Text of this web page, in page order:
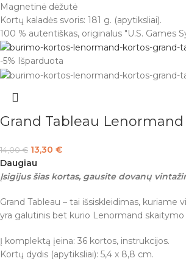
Magnetinė dėžutė
Kortų kaladės svoris: 181 g. (apytiksliai).
100 % autentiškas, originalus "U.S. Games
-5% Išparduota
Grand Tableau
14,00€ 13,30 €
Daugiau
Įsigijus šias kortas, gausite dovanų
Grand Tableau – tai išsiskleidimas,
yra galutinis bet kurio Lenormand
Į komplektą įeina: 36 kortos, instrukcijos.
Kortų dydis (apytiksliai): 5,4 x 8,8 cm.